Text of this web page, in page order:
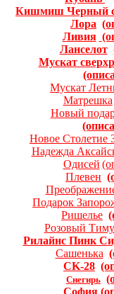
Кишмиш Черный
Лора
Ливия
Ланселот
Мускат
Мускат
Матрешка
Новый
Новое Столетие
Надежда
Одисей
Плевен
Подарок
Ришелье
Розовый
Рилайнс Пинк
Сашенька
CK-28
Снегирь
София